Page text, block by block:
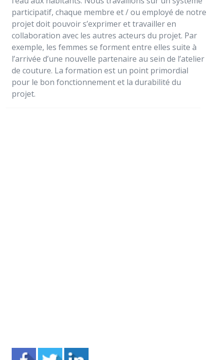
participatif, chaque membre et / ou employé de notre
projet doit pouvoir s’exprimer et travailler en
collaboration avec les autres acteurs du projet. Par
exemple, les femmes se forment entre elles suite à
l’arrivée d’une nouvelle partenaire au sein de l’atelier
de couture. La formation est un point primordial
pour le bon fonctionnement et la durabilité du
projet.